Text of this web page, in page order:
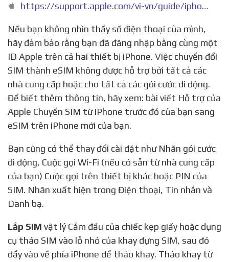
https://support.apple.com/vi-vn/guide/iphone/iph3f11fba92/ios
Nếu bạn không nhìn thấy số điện thoại của mình,
hãy đảm bảo rằng bạn đã đăng nhập bằng cùng một
ID Apple trên cả hai thiết bị iPhone. Việc chuyển đổi
SIM thành eSIM không được hỗ trợ bởi tất cả các
nhà cung cấp hoặc cho tất cả các gói cước di động.
Để biết thêm thông tin, hãy xem: bài viết Hỗ trợ của
Apple Chuyển SIM từ iPhone trước đó của bạn sang
eSIM trên iPhone mới của bạn.
Bạn cũng có thể thay đổi cài đặt như Nhãn gói cước
di động, Cuộc gọi Wi-Fi (nếu có sẵn từ nhà cung cấp
của bạn) Cuộc gọi trên thiết bị khác hoặc PIN của
SIM. Nhãn xuất hiện trong Điện thoại, Tin nhắn và
Danh bạ.
Lắp SIM vật lý Cắm đầu của chiếc kẹp giấy hoặc dụng
cụ tháo SIM vào lỗ nhỏ của khay đựng SIM, sau đó
đẩy vào về phía iPhone để tháo khay. Tháo khay từ